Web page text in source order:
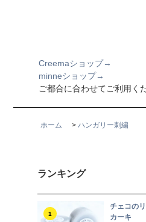
Creemaショップ→
minneショップ→
ご都合に合わせてご利用く
ホーム > ハンガリー刺繍
ランキング
1
チェコの
カーキ